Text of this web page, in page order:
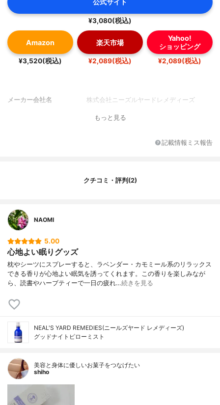
公式サイト
¥3,080(税込)
Amazon
¥3,520(税込)
楽天市場
¥2,089(税込)
Yahoo!
ショッピング
¥2,089(税込)
メーカー会社名 株式会社ニーズルヤードレメディーズ
もっと見る
記載情報ミス報告
クチコミ・評判(2)
NAOMI
5.00
心地よい眠りグッズ
枕やシーツにスプレーすると、ラベンダー・カモミール系のリラックス
できる香りが心地よい眠気を誘ってくれます。この香りを楽しみなが
ら、読書やハーブティーで一日の疲れ…続きを見る
NEAL'S YARD REMEDIES(ニールズヤード レメディーズ)
グッドナイトピローミスト
美容と身体に優しいお菓子をつなげたい
shiho